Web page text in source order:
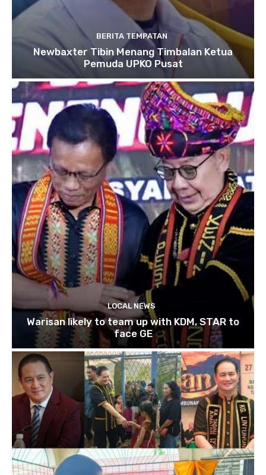
BERITA TEMPATAN
Newbaxter Tibin Menang Timbalan Ketua
Pemuda UPKO Pusat
LOCAL NEWS
Warisan likely to team up with KDM, STAR to
face GE